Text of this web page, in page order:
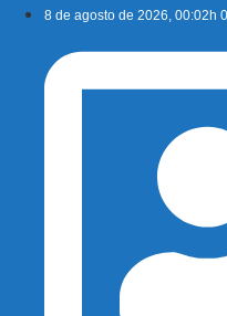
conteúdo
8 de agosto de 2026, 00:02h